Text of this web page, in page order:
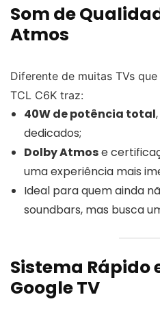
Som de
Atmos
Diferente de muitas TVs
TCL C6K traz:
40W de potência total
dedicados;
Dolby Atmose
uma experiência mais
Ideal para quem ainda
soundbars, mas busca
Sistema Rápido
Google TV